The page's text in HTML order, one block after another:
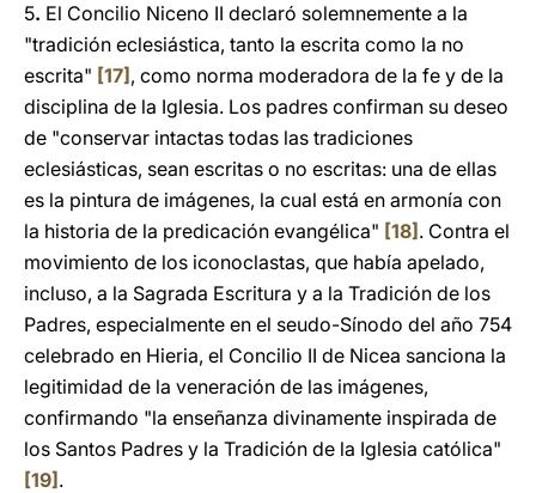
5. El Concilio Niceno II declaró solemnemente a la
"tradición eclesiástica, tanto la escrita como la no
escrita" [17] , como norma moderadora de la fe y de la
disciplina de la Iglesia. Los padres confirman su deseo
de "conservar intactas todas las tradiciones
eclesiásticas, sean escritas o no escritas: una de ellas
es la pintura de imágenes, la cual está en armonía con
la historia de la predicación evangélica" [18] . Contra el
movimiento de los iconoclastas, que había apelado,
incluso, a la Sagrada Escritura y a la Tradición de los
Padres, especialmente en el seudo-Sínodo del año 754
celebrado en Hieria, el Concilio II de Nicea sanciona la
legitimidad de la veneración de las imágenes,
confirmando "la enseñanza divinamente inspirada de
los Santos Padres y la Tradición de la Iglesia católica"
[19] .